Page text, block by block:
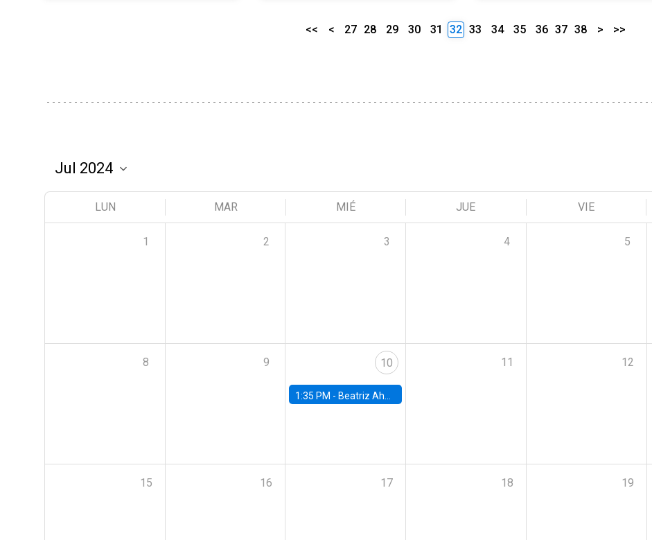
<< < 27 28 29 30 31 32 33 34 35 36 37 38 > >>
LUN MAR MIÉ JUE VIE
1 2 3 4 5
8 9 10
1:35 PM - Beatriz Ahumada, PhD candidate, Universidad de Pittsburgh
11 12
15 16 17 18 19